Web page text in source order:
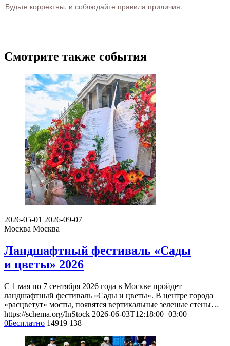
Будьте корректны, и соблюдайте правила приличия.
Смотрите также события
2026-05-01 2026-09-07
Москва Москва
Ландшафтный фестиваль «Сады
и цветы» 2026
С 1 мая по 7 сентября 2026 года в Москве пройдет
ландшафтный фестиваль «Сады и цветы». В центре города
«расцветут» мосты, появятся вертикальные зеленые стены…
https://schema.org/InStock 2026-06-03T12:18:00+03:00
0Бесплатно 14919 138